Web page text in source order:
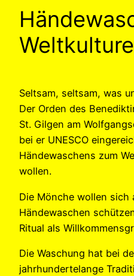
Seltsam, seltsam, was
Der Orden des
St. Gilgen am
bei er UNESCO
Händewaschens zum
wollen.
Die Mönche wollen sich
Händewaschen
Ritual als
Die Waschung hat bei
jahrhundertelange